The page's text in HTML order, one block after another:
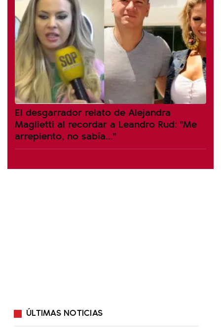
El desgarrador relato de Alejandra
Maglietti al recordar a Leandro Rud: "Me
arrepiento, no sabía..."
ÚLTIMAS NOTICIAS